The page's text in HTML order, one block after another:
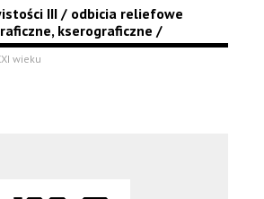
III / odbicia reliefowe
kserograficzne /
wieku